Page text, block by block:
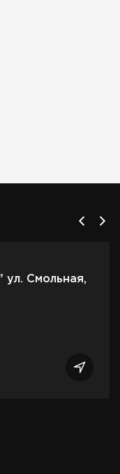
ул. Смольная,